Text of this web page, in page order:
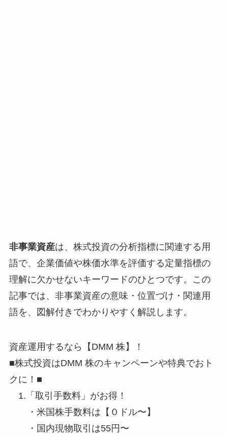
非事業資産は、株式投資の分析指標に関連する用
語で、企業価値や株価水準を評価する定量指標の
理解に欠かせないキーワードのひとつです。この
記事では、非事業資産の意味・位置づけ・関連用
語を、図解付きでわかりやすく解説します。
資産運用するなら【DMM 株】！
■株式投資はDMM 株のキャンペーンや特典でおト
クに！■
1.「取引手数料」がお得！
・米国株手数料は【０ドル〜】
・国内現物取引は55円〜